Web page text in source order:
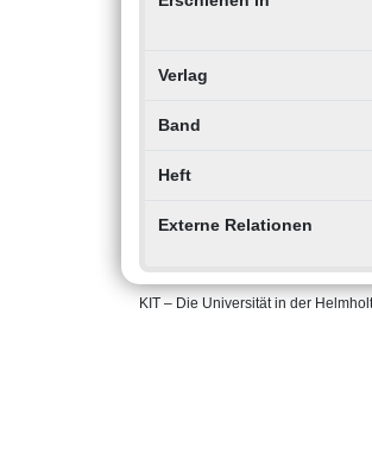
Verlag
Band
Heft
Externe Relationen
KIT – Die Universität in der